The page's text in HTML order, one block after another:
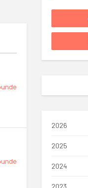
2026
2025
2024
2023